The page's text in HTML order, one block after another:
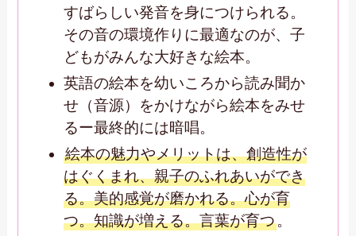
すばらしい発音を身につけられる。
その音の環境作りに最適なのが、子
どもがみんな大好きな絵本。
英語の絵本を幼いころから読み聞か
せ（音源）をかけながら絵本をみせ
るー最終的には暗唱。
絵本の魅力やメリットは、創造性が
はぐくまれ、親子のふれあいができ
る。美的感覚が磨かれる。心が育
つ。知識が増える。言葉が育つ。